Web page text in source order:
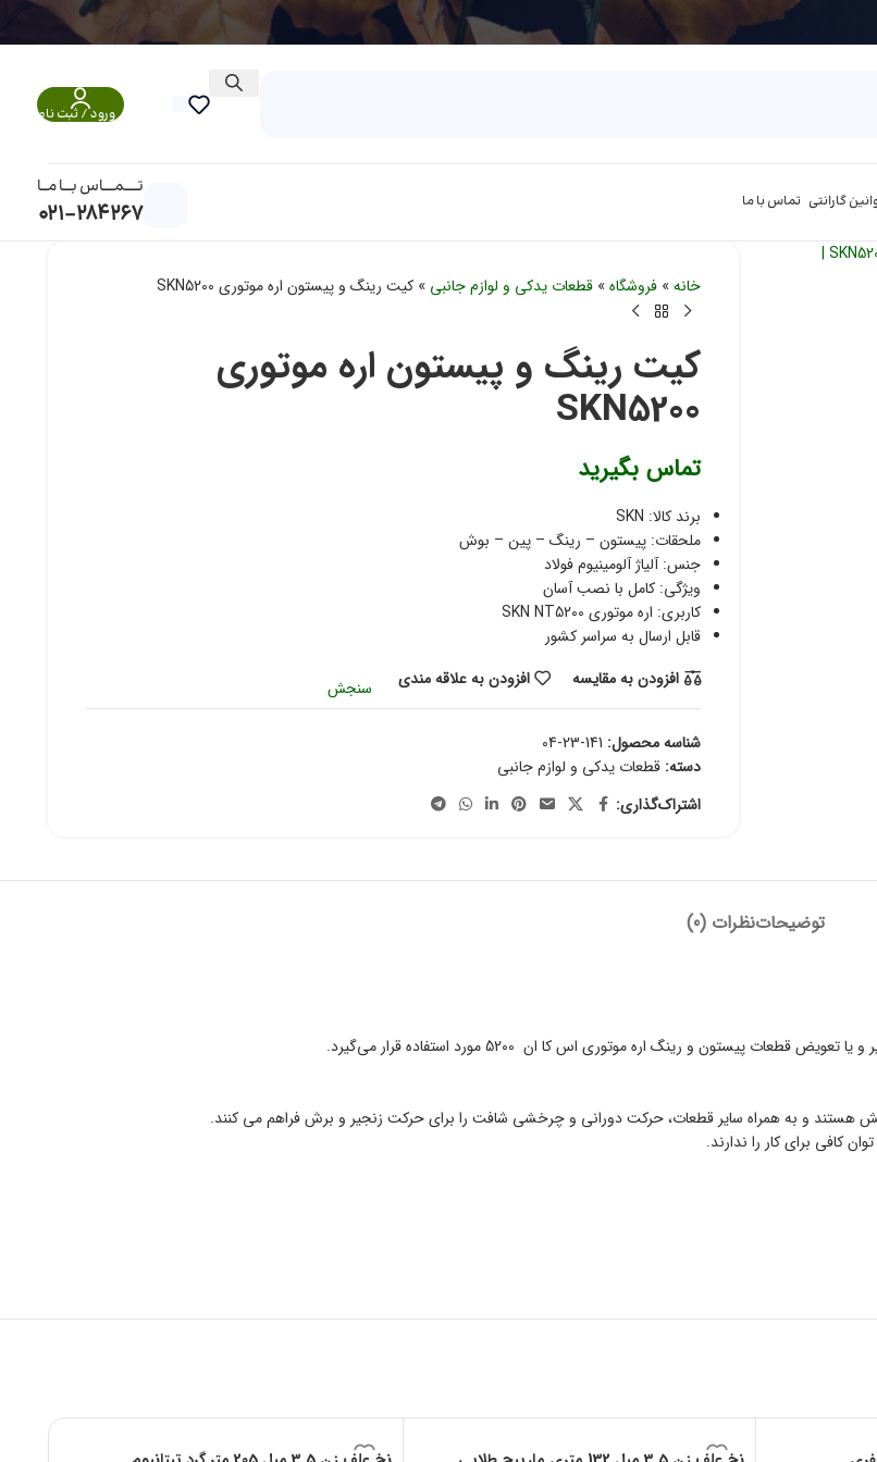
ورود / ثبت نام
گارانتی تماس با ما
تــــــمـــــاس بــــا مـــا
021-284267
خانه» فروشگاه» قطعات یدکی و لوازم جانبی » کیت رینگ و پیستون اره موتوری SKN5200
کیت رینگ و پیستون اره موتوری
SKN5200
تماس بگیرید
برند کالا: SKN
ملحقات: پیستون – رینگ – پین – بوش
جنس: آلیاژ آلومینیوم فولاد
ویژگی: کامل با نصب آسان
کاربری: اره موتوری SKN NT5200
قابل ارسال به سراسر کشور
افزودن به مقایسه
افزودن به علاقه مندی سنجش
شناسه محصول: 04-23-141
دسته: قطعات یدکی و لوازم جانبی
اشتراک‌گذاری:
توضیحاتنظرات (0)
و به همراه سایر قطعات، حرکت دورانی و چرخشی شافت را برای حرکت زنجیر و برش فراهم می کنند.
کافی برای کار را ندارند.